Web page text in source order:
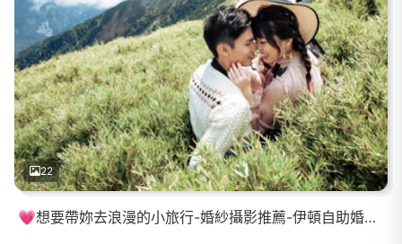
22
💗想要帶妳去浪漫的小旅行-婚紗攝影推薦-伊頓自助婚紗💗